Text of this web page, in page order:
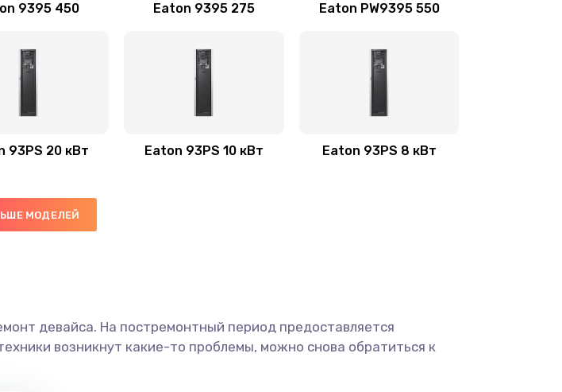
9395 450 Eaton 9395 275 Eaton PW9395 550
93PS 20 кВт Eaton 93PS 10 кВт Eaton 93PS 8 кВт
МОДЕЛЕЙ
девайса. На постремонтный период предоставляется
возникнут какие-то проблемы, можно снова обратиться к